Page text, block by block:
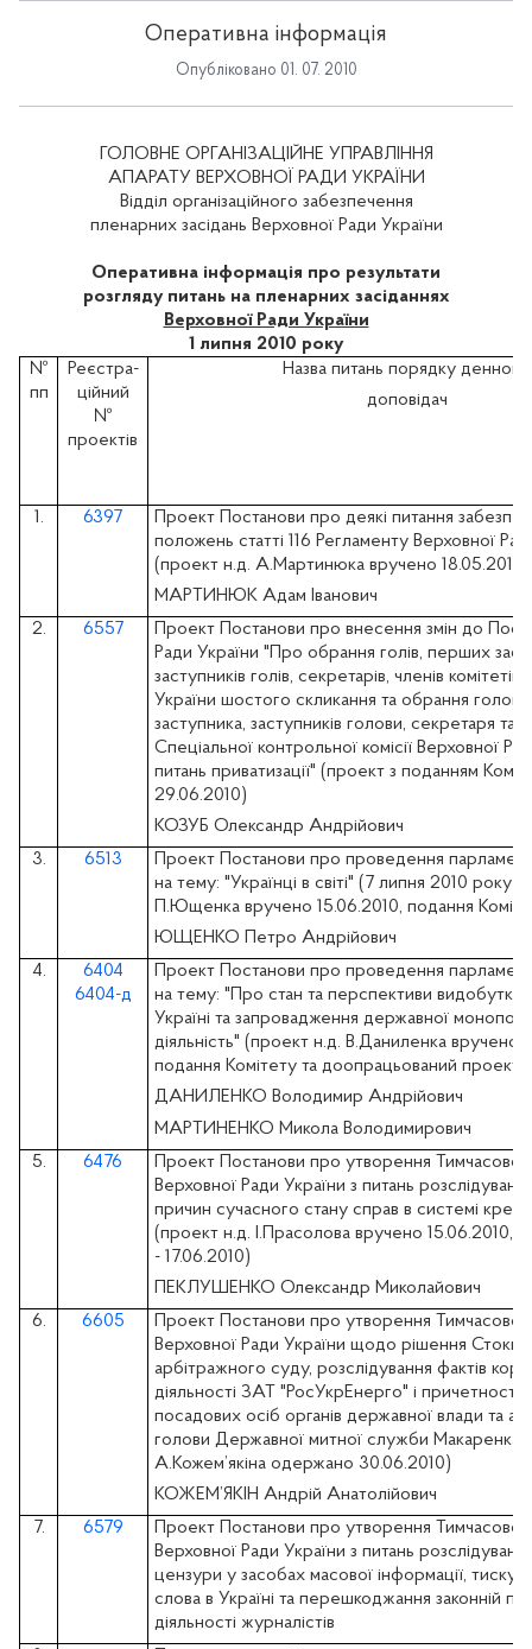
Оперативна інформація
Опубліковано 01. 07. 2010
ГОЛОВНЕ ОРГАНІЗАЦІЙНЕ УПРАВЛІННЯ
АПАРАТУ ВЕРХОВНОЇ РАДИ УКРАЇНИ
Відділ організаційного забезпечення
пленарних засідань Верховної Ради України
Оперативна інформація про результати
розгляду питань на пленарних засіданнях
Верховної Ради України
1 липня 2010 року
№
пп
Реєстра-
ційний
№
проектів
Назва питань порядку денного,
доповідач
1. 6397
Проект Постанови про деякі питання
положень статті 116 Регламенту Верховної
(проект н.д. А.Мартинюка вручено 18.05.2010)
МАРТИНЮК Адам Іванович
2.
6557
Проект Постанови про внесення змін до
Ради України "Про обрання голів, перших
заступників голів, секретарів, членів
України шостого скликання та обрання
заступника, заступників голови, секретаря та
Спеціальної контрольної комісії Верховної
питань приватизації" (проект з поданням
29.06.2010)
КОЗУБ Олександр Андрійович
3.
6513
Проект Постанови про проведення
на тему: "Українці в світі" (7 липня 2010 року)
П.Ющенка вручено 15.06.2010, подання
ЮЩЕНКО Петро Андрійович
4.
6404
6404-д
Проект Постанови про проведення
на тему: "Про стан та перспективи видобутку
Україні та запровадження державної
діяльність" (проект н.д. В.Даниленка вручено
подання Комітету та доопрацьований проект
ДАНИЛЕНКО Володимир Андрійович
МАРТИНЕНКО Микола Володимирович
5.
6476
Проект Постанови про утворення Тимчасової
Верховної Ради України з питань
причин сучасного стану справ в системі
(проект н.д. І.Прасолова вручено 15.06.2010,
- 17.06.2010)
ПЕКЛУШЕНКО Олександр Миколайович
6.
6605
Проект Постанови про утворення Тимчасової
Верховної Ради України щодо рішення
арбітражного суду, розслідування фактів
діяльності ЗАТ "РосУкрЕнерго" і причетності
посадових осіб органів державної влади та
голови Державної митної служби Макаренка
А.Кожем’якіна одержано 30.06.2010)
КОЖЕМ’ЯКІН Андрій Анатолійович
7.
6579
Проект Постанови про утворення Тимчасової
Верховної Ради України з питань
цензури у засобах масової інформації, тиску
слова в Україні та перешкоджання законній
діяльності журналістів